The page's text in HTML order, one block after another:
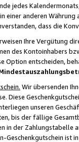
jedes
einer anderen
dass die
Ihre Vergütung
des Kontoinhabers
Option entscheiden,
Wir übersenden
Diese
unseren
bis der fällige
in der
Geschenkgutschein ist